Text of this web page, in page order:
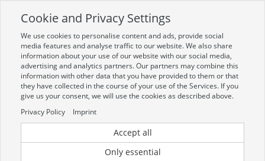
Zur mobilen Kompaktversion (Login erforderlich)
Toggle
navigation
Aktueller Hinweis zur Preis- und
Verfügbarkeitsanzeige
Cookie and Privacy Settings
We use cookies to personalise content and ads, provide social
media features and analyse traffic to our website. We also share
information about your use of our website with our social media,
advertising and analytics partners. Our partners may combine this
information with other data that you have provided to them or that
they have collected in the course of your use of the Services. If you
give us your consent, we will use the cookies as described above.
Privacy Policy
Imprint
Accept all
Only essential